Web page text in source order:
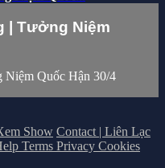
| Tưởng Niệm
Niệm Quốc Hận 30/4
Show Contact | Liên Lạc
Terms Privacy Cookies